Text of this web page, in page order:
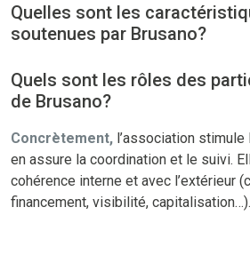
Quelles sont les
soutenues par Brusano?
Quels sont les rôles des
de Brusano?
Concrètement, l’association stimule
en assure la coordination et le suivi.
cohérence interne et avec l’extérieur
financement, visibilité, capitalisation…).